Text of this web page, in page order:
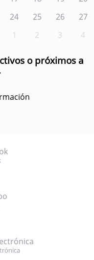
24 25 26 27
1 2 3 4
o próximos a